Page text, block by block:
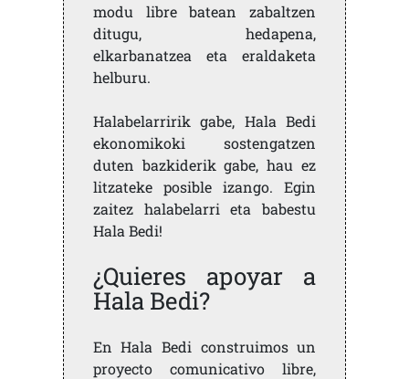
modu libre batean zabaltzen
ditugu, hedapena,
elkarbanatzea eta eraldaketa
helburu.
Halabelarririk gabe, Hala Bedi
ekonomikoki sostengatzen
duten bazkiderik gabe, hau ez
litzateke posible izango. Egin
zaitez halabelarri eta babestu
Hala Bedi!
¿Quieres apoyar a
Hala Bedi?
En Hala Bedi construimos un
proyecto comunicativo libre,